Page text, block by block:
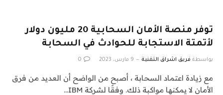
توفر منصة الأمان السحابية 20 مليون دولار
لأتمتة الاستجابة للحوادث في السحابة
بواسطة فريق اشراق التقنية 9 مارس، 2023 0
مع زيادة اعتماد السحابة ، أصبح من الواضح أن العديد من فرق
الأمان لا يمكنها مواكبة ذلك. وفقًا لشركة IBM…